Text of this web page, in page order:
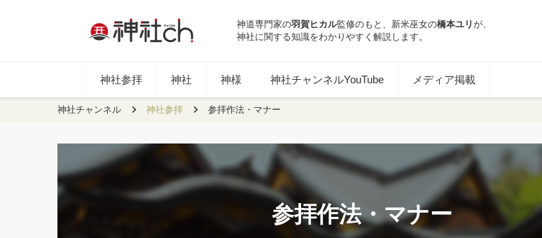
神道専門家の羽賀ヒカル監修のもと、新米巫女の橋本ユリ が、
神社に関する知識をわかりやすく解説します。
神社参拝 神社 神様 神社チャンネルYouTube メディア掲載
神社チャンネル 神社参拝 参拝作法・マナー
参拝作法・マナー